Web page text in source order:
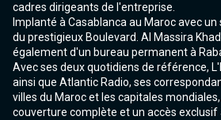
cadres dirigeants de l'entreprise.
Implanté à Casablanca au Maroc avec
du prestigieux Boulevard. Al Massira
également d'un bureau permanent à
Avec ses deux quotidiens de référence,
ainsi que Atlantic Radio, ses
villes du Maroc et les capitales
couverture complète et un accès exclusif